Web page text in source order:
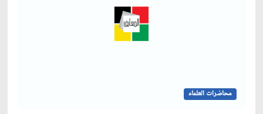
محاضرات العلماء